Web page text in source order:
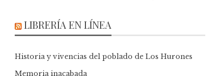
LIBRERÍA EN LÍNEA
Historia y vivencias del poblado de Los Hurones
Memoria inacabada